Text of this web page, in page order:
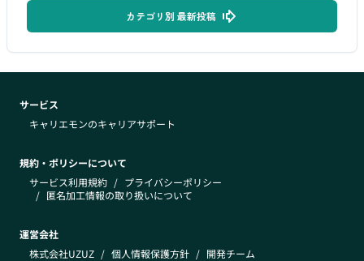
カテゴリ別 最新投稿
サービス
キャリエモンのキャリアサポート
規約・ポリシーについて
サービス利用規約 / プライバシーポリシー
/ 匿名加工情報の取り扱いについて
運営会社
株式会社UZUZ / 個人情報保護方針 / 開発チーム